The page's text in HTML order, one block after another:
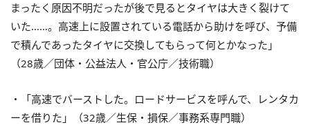
まったく原因不明だったが後で見るとタイヤは大きく裂けて
いた……。高速上に設置されている電話から助けを呼び、予備
で積んであったタイヤに交換してもらって何とかなった」
（28歳／団体・公益法人・官公庁／技術職）
・「高速でバーストした。ロードサービスを呼んで、レンタカ
ーを借りた」（32歳／生保・損保／事務系専門職）